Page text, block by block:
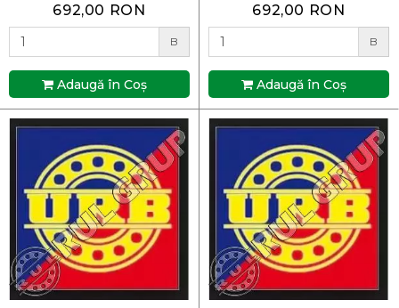
692,00 RON
B
Adaugă în Coş
692,00 RON
B
Adaugă în Coş